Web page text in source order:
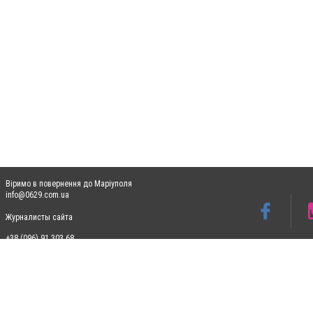
Віримо в повернення до Маріуполя
info@0629.com.ua
Журналисты сайта
+38 (096) 91 303 68